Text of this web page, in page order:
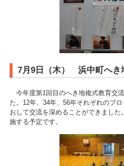
7月9日（木） 浜中町へき
今年度第1回目のへき地複式教育交
た。12年、34年、56年それぞれのブ
おして交流を深めることができまし
施する予定です。